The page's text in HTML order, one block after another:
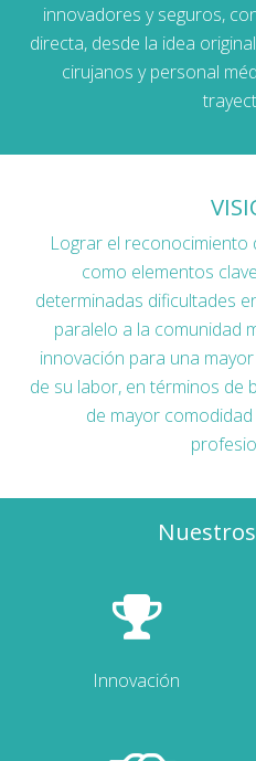
innovadores y seguros,
directa, desde la idea
cirujanos y personal
Lograr el
como elementos
determinadas dificultades
paralelo a la comunidad
innovación para una
de su labor, en términos de
de mayor
Innovación